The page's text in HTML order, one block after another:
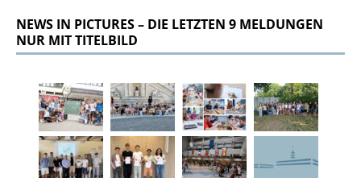
NEWS IN PICTURES – DIE LETZTEN 9 MELDUNGEN
NUR MIT TITELBILD